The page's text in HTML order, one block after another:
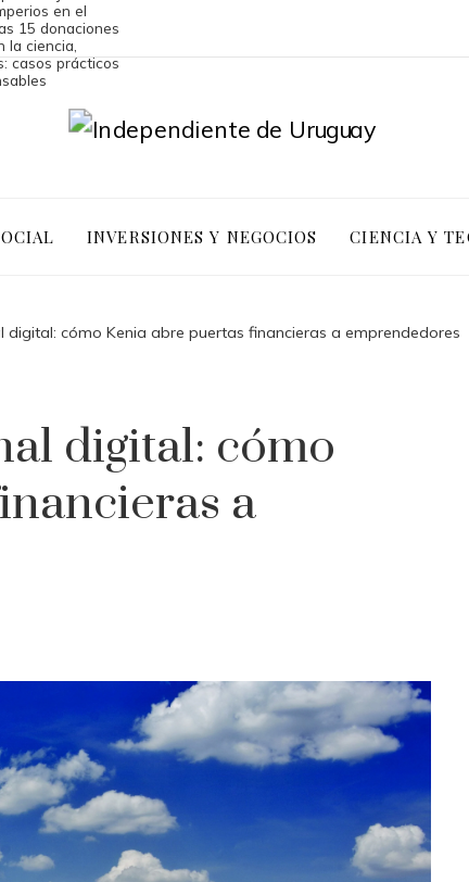
en el
15 donaciones
la ciencia,
casos prácticos
INVERSIONES Y NEGOCIOS CIENCIA Y
digital: cómo Kenia abre puertas financieras a emprendedores
digital: cómo
a